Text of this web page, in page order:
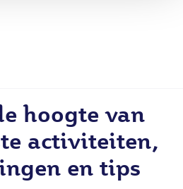
hoogte van
activiteiten,
en tips